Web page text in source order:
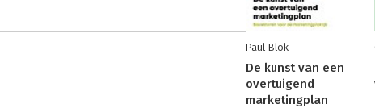
Paul Blok
De kunst van een
overtuigend
marketingplan